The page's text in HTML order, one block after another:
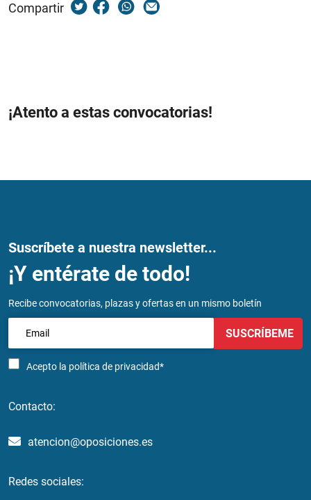
Compartir
¡Atento a estas convocatorias!
Suscríbete a nuestra newsletter...
¡Y entérate de todo!
Recibe convocatorias, plazas y ofertas en un mismo boletín
Acepto la política de privacidad*
SUSCRÍBEME
Contacto:
atencion@oposiciones.es
Redes sociales: